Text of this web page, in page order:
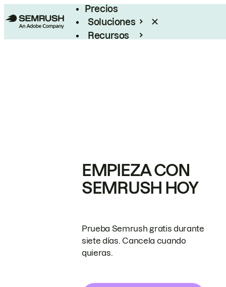
Precios
Soluciones
Recursos
EMPIEZA CON
SEMRUSH HOY
Prueba Semrush gratis durante
siete días. Cancela cuando
quieras.